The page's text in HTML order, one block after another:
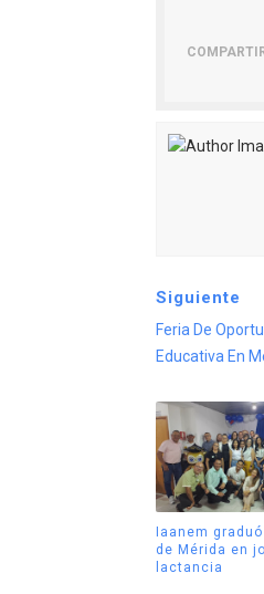
Siguiente
Feria De
Educativa En
Iaanem
de Mérida en
lactancia